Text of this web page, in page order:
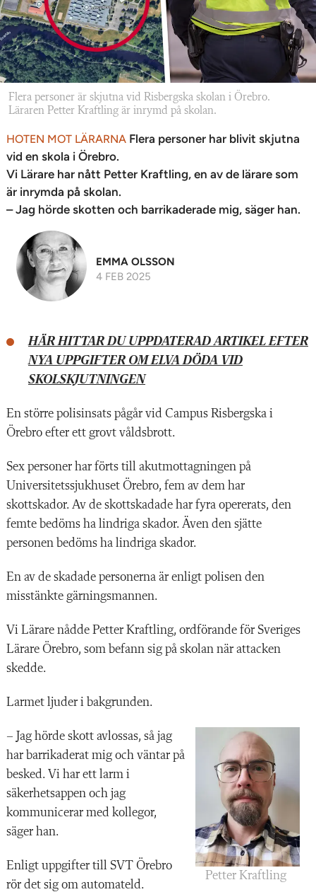
Flera personer är skjutna vid Risbergska skolan i Örebro.
Läraren Petter Kraftling är inrymd på skolan.
HOTEN MOT LÄRARNA Flera personer har blivit skjutna
vid en skola i Örebro.
Vi Lärare har nått Petter Kraftling, en av de lärare som
är inrymda på skolan.
– Jag hörde skotten och barrikaderade mig, säger han.
EMMA OLSSON
4 FEB 2025
HÄR HITTAR DU UPPDATERAD ARTIKEL EFTER
NYA UPPGIFTER OM ELVA DÖDA VID
SKOLSKJUTNINGEN
En större polisinsats pågår vid Campus Risbergska i
Örebro efter ett grovt våldsbrott.
Sex personer har förts till akutmottagningen på
Universitetssjukhuset Örebro, fem av dem har
skottskador. Av de skottskadade har fyra opererats, den
femte bedöms ha lindriga skador. Även den sjätte
personen bedöms ha lindriga skador.
En av de skadade personerna är enligt polisen den
misstänkte gärningsmannen.
Vi Lärare nådde Petter Kraftling, ordförande för Sveriges
Lärare Örebro, som befann sig på skolan när attacken
skedde.
Larmet ljuder i bakgrunden.
Petter Kraftling
– Jag hörde skott avlossas, så jag
har barrikaderat mig och väntar på
besked. Vi har ett larm i
säkerhetsappen och jag
kommunicerar med kollegor,
säger han.
Enligt uppgifter till SVT Örebro
rör det sig om automateld.